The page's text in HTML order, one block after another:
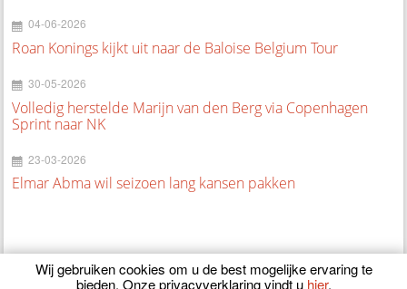
04-06-2026
Roan Konings kijkt uit naar de Baloise Belgium Tour
30-05-2026
Volledig herstelde Marijn van den Berg via Copenhagen
Sprint naar NK
23-03-2026
Elmar Abma wil seizoen lang kansen pakken
Wij gebruiken cookies om u de best mogelijke ervaring te
bieden. Onze privacyverklaring vindt u hier.